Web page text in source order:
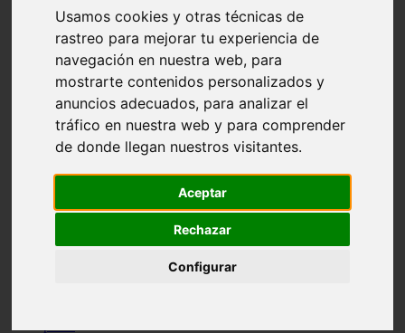
Usamos cookies y otras técnicas de
rastreo para mejorar tu experiencia de
navegación en nuestra web, para
mostrarte contenidos personalizados y
anuncios adecuados, para analizar el
tráfico en nuestra web y para comprender
de donde llegan nuestros visitantes.
Aceptar
Rechazar
Configurar
comportamiento
protagonistas
reptiles
abandono
adopci n
ferias
higiene
snacks
acuario
comercios
viajar
cr a